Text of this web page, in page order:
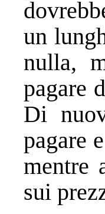
un
nulla,
pagare
Di
pagare
mentre
sui